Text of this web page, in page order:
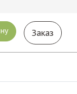
Заказ